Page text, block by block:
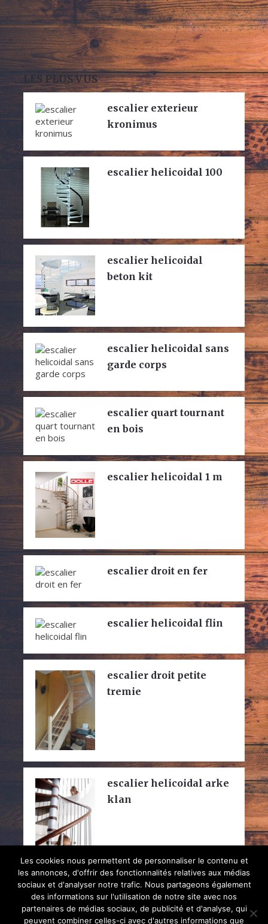
LES PLUS VUS
escalier exterieur
kronimus
escalier helicoidal 100
escalier helicoidal
beton kit
escalier helicoidal sans
garde corps
escalier quart tournant
en bois
escalier helicoidal 1 m
escalier droit en fer
escalier helicoidal flin
escalier droit petite
tremie
escalier helicoidal arke
klan
Les cookies nous permettent de personnaliser le contenu et
les annonces, d'offrir des fonctionnalités relatives aux médias
sociaux et d'analyser notre trafic. Nous partageons également
des informations sur l'utilisation de notre site avec nos
partenaires de médias sociaux, de publicité et d'analyse, qui
peuvent combiner celles-ci avec d'autres informations que